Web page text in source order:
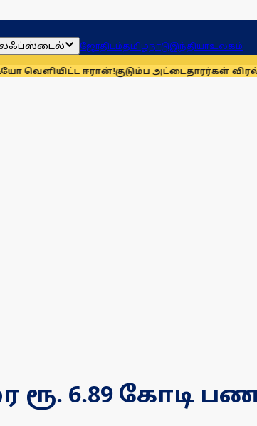
ஜோதிடம்தமிழ்நாடுஇந்தியாஉலகம்
ஈரான்!குடும்ப அட்டைதாரர்கள் விரல்ரேகை
ரூ. 6.89 கோடி